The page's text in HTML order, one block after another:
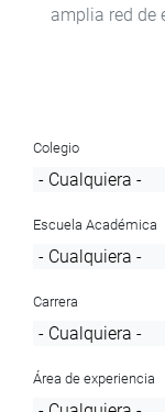
amplia red de
Colegio
Escuela Académica
Carrera
Área de experiencia